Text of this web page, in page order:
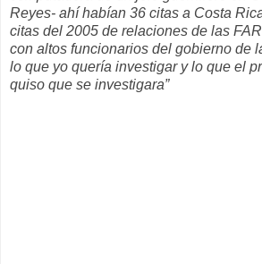
Reyes- ahí habían 36 citas a Costa
citas del 2005 de relaciones de las
con altos funcionarios del gobierno de
lo que yo quería investigar y lo que el
quiso que se investigara”